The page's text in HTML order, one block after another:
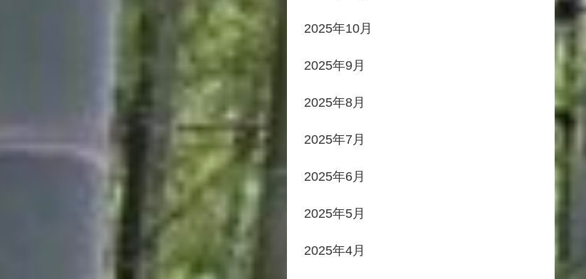
2025年10月
2025年9月
2025年8月
2025年7月
2025年6月
2025年5月
2025年4月